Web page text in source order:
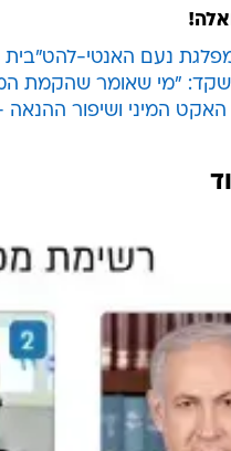
נעם האנטי-להט"בית
"מי שאומר שהקמת
המיני ושיפור